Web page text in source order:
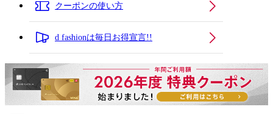
クーポンの使い方
d fashionは毎日お得宣言!!